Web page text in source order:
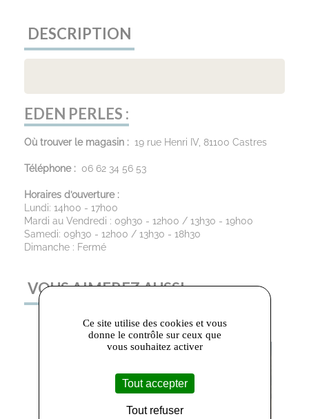
DESCRIPTION
EDEN PERLES :
Où trouver le magasin : 19 rue Henri IV, 81100 Castres
Téléphone : 06 62 34 56 53
Horaires d’ouverture :
Lundi: 14h00 - 17h00
Mardi au Vendredi : 09h30 - 12h00 / 13h30 - 19h00
Samedi: 09h30 - 12h00 / 13h30 - 18h30
Dimanche : Fermé
VOUS AIMEREZ AUSSI
Ce site utilise des cookies et vous
donne le contrôle sur ceux que
vous souhaitez activer
Tout accepter
Tout refuser